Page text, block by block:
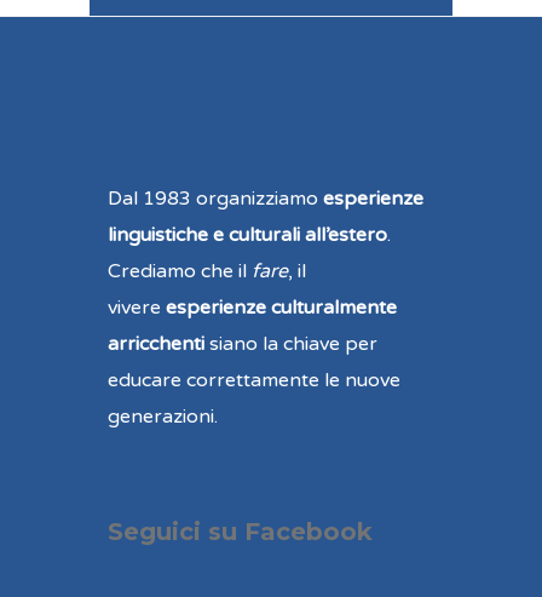
Dal 1983 organizziamo esperienze
linguistiche e culturali all’estero.
Crediamo che il fare, il
vivere esperienze culturalmente
arricchenti siano la chiave per
educare correttamente le nuove
generazioni.
Seguici su Facebook